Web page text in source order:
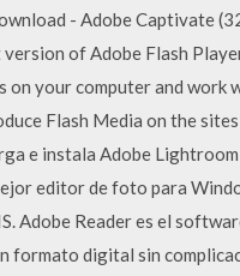
- Adobe Captivate
of Adobe Flash
on your computer and work
Flash Media on the
e instala Adobe
editor de foto para
Adobe Reader es el
formato digital sin